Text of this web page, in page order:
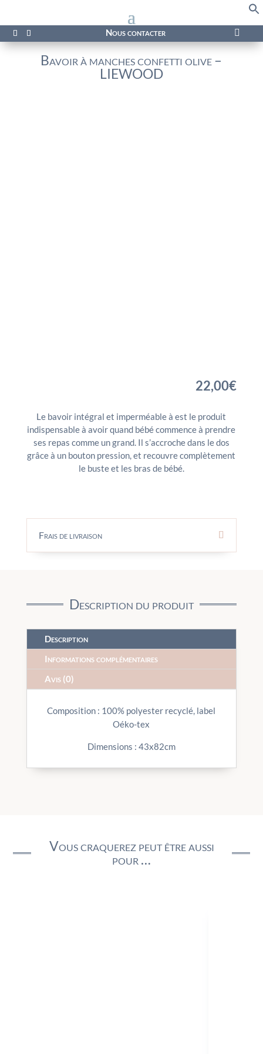
Nous contacter 
Bavoir à manches confetti olive –
LIEWOOD
22,00€
Le bavoir intégral et imperméable à est le produit
indispensable à avoir quand bébé commence à prendre
ses repas comme un grand. Il s’accroche dans le dos
grâce à un bouton pression, et recouvre complètement
le buste et les bras de bébé.
Frais de livraison
Description du produit
Description
Informations complémentaires
Avis (0)
Composition : 100% polyester recyclé, label
Oéko-tex
Dimensions : 43x82cm
Vous craquerez peut être aussi
pour …